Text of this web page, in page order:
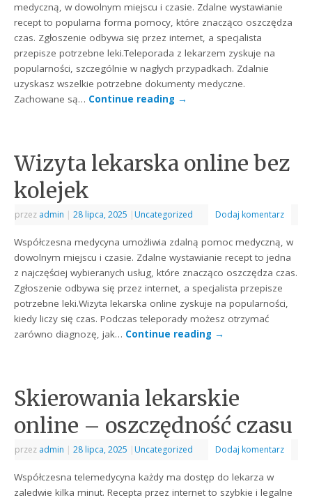
medyczną, w dowolnym miejscu i czasie. Zdalne wystawianie
recept to popularna forma pomocy, które znacząco oszczędza
czas. Zgłoszenie odbywa się przez internet, a specjalista
przepisze potrzebne leki.Teleporada z lekarzem zyskuje na
popularności, szczególnie w nagłych przypadkach. Zdalnie
uzyskasz wszelkie potrzebne dokumenty medyczne.
Zachowane są… Continue reading →
Wizyta lekarska online bez
kolejek
przez admin | 28 lipca, 2025 | Uncategorized Dodaj komentarz
Współczesna medycyna umożliwia zdalną pomoc medyczną, w
dowolnym miejscu i czasie. Zdalne wystawianie recept to jedna
z najczęściej wybieranych usług, które znacząco oszczędza czas.
Zgłoszenie odbywa się przez internet, a specjalista przepisze
potrzebne leki.Wizyta lekarska online zyskuje na popularności,
kiedy liczy się czas. Podczas teleporady możesz otrzymać
zarówno diagnozę, jak… Continue reading →
Skierowania lekarskie
online – oszczędność czasu
przez admin | 28 lipca, 2025 | Uncategorized Dodaj komentarz
Współczesna telemedycyna każdy ma dostęp do lekarza w
zaledwie kilka minut. Recepta przez internet to szybkie i legalne